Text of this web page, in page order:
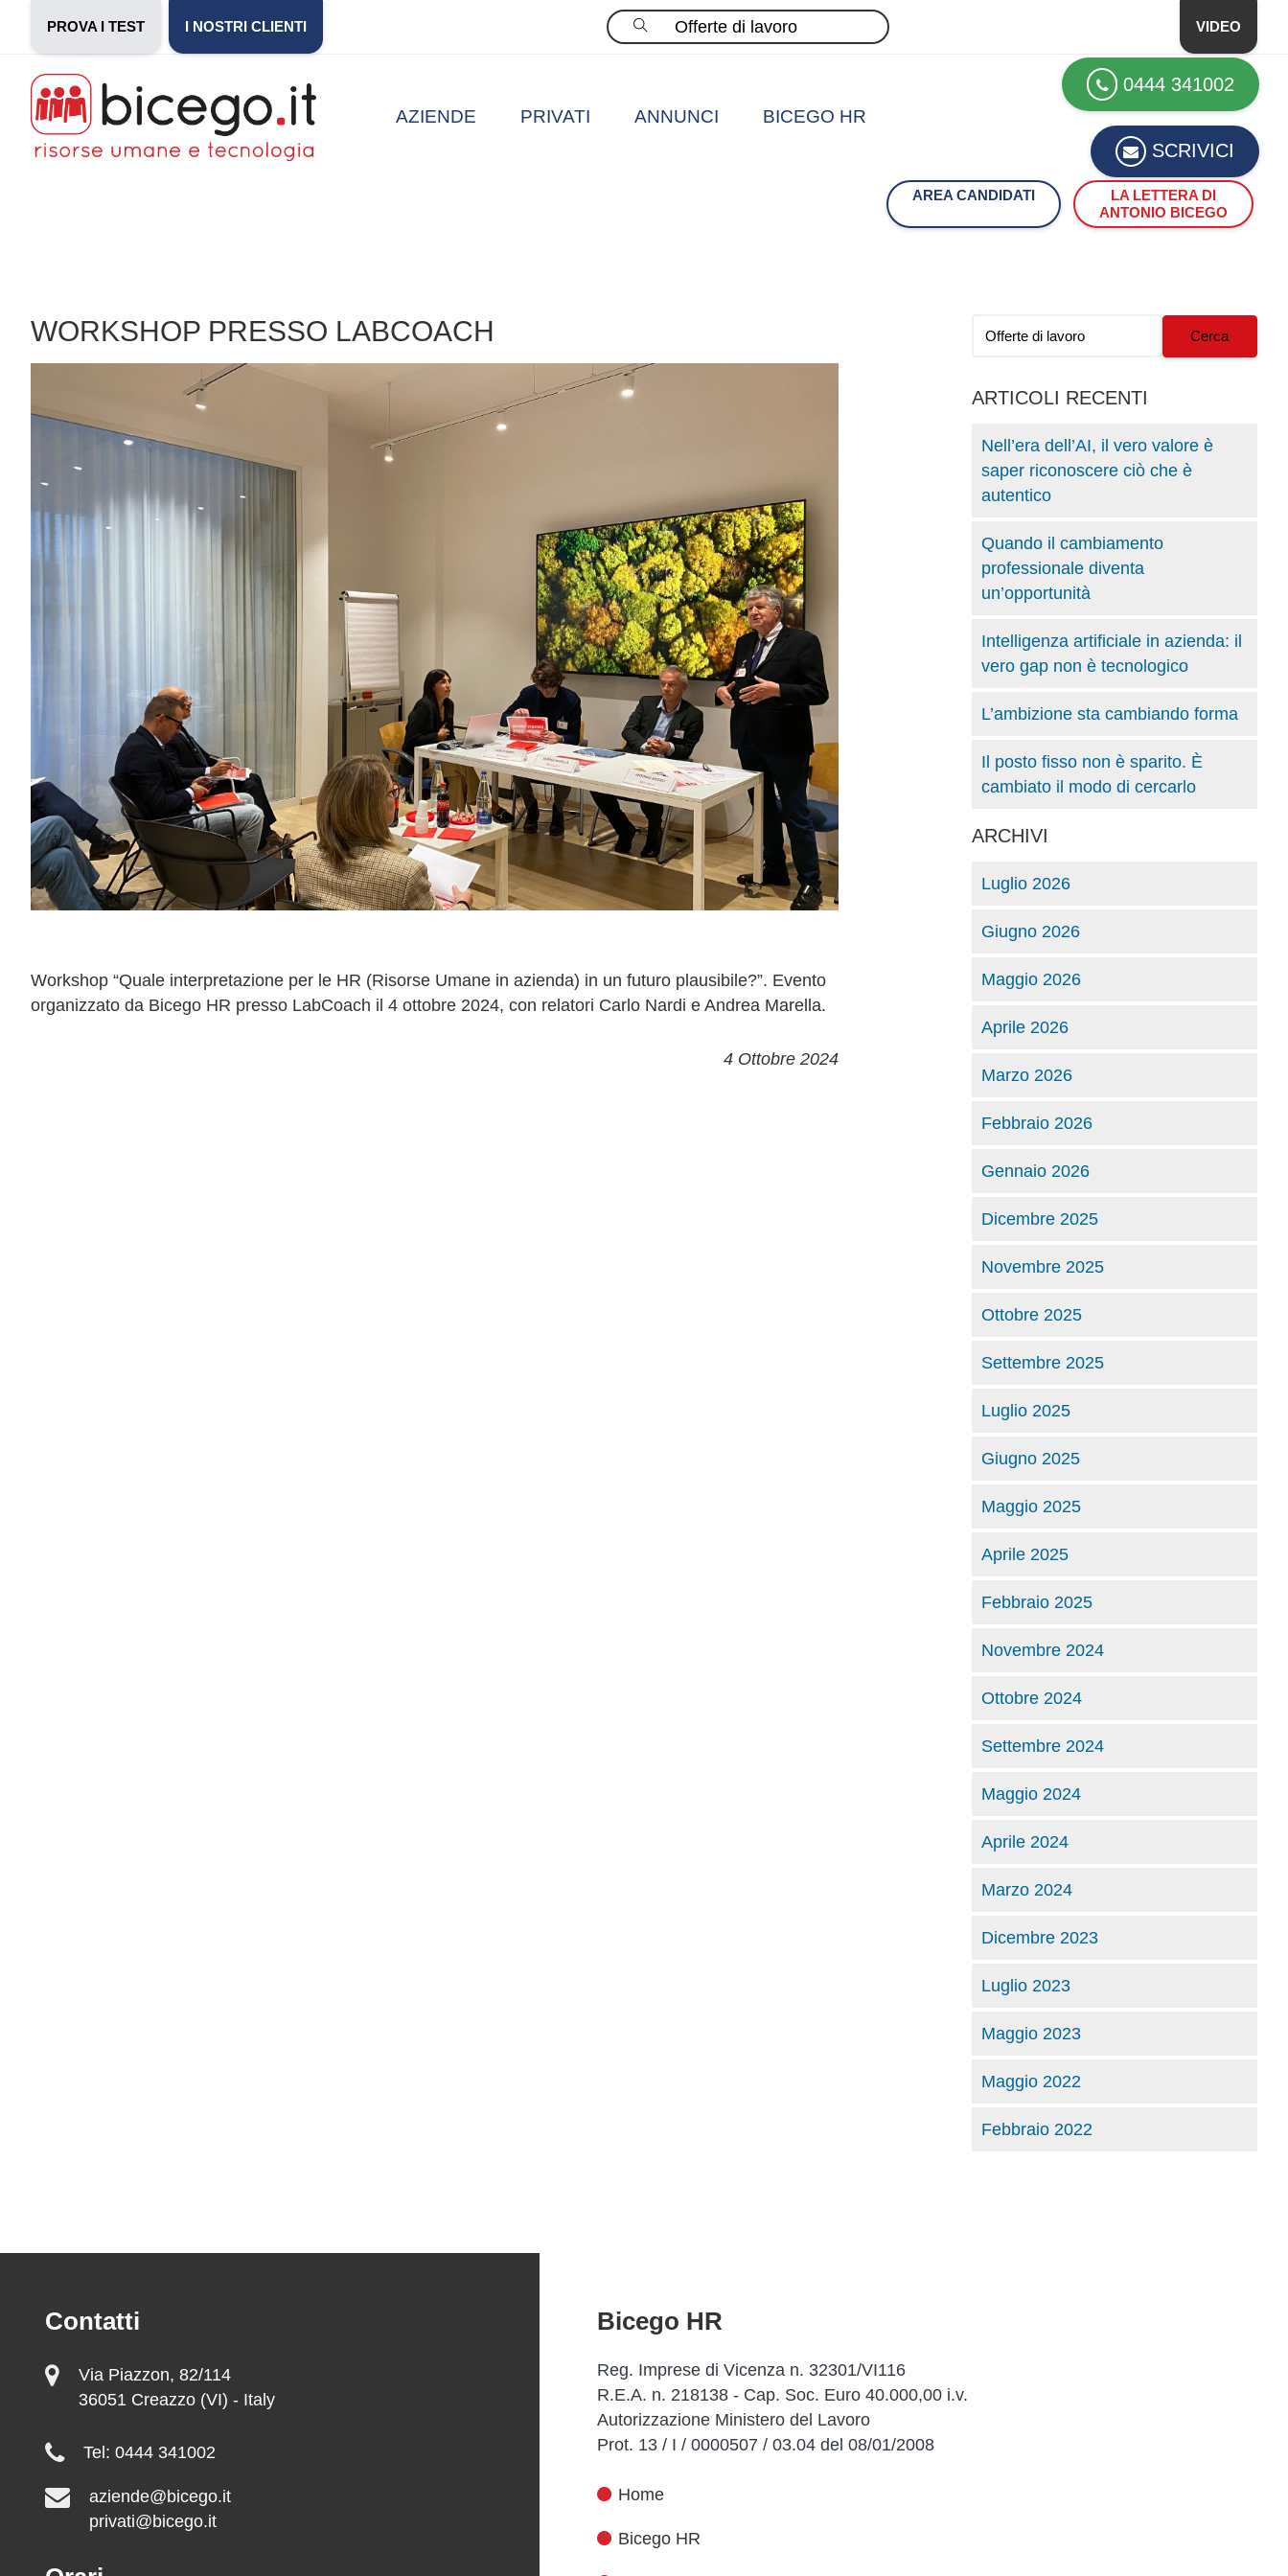
PROVA I TEST I NOSTRI CLIENTI
Cerca
VIDEO
AZIENDE PRIVATI ANNUNCI BICEGO HR
0444 341002
SCRIVICI
AREA CANDIDATI
LA LETTERA DI
ANTONIO BICEGO
WORKSHOP PRESSO LABCOACH
Workshop “Quale interpretazione per le HR (Risorse Umane in azienda) in un futuro plausibile?”. Evento
organizzato da Bicego HR presso LabCoach il 4 ottobre 2024, con relatori Carlo Nardi e Andrea Marella.
4 Ottobre 2024
ARTICOLI RECENTI
Nell’era dell’AI, il vero valore è
saper riconoscere ciò che è
autentico
Quando il cambiamento
professionale diventa
un’opportunità
Intelligenza artificiale in azienda: il
vero gap non è tecnologico
L’ambizione sta cambiando forma
Il posto fisso non è sparito. È
cambiato il modo di cercarlo
ARCHIVI
Luglio 2026
Giugno 2026
Maggio 2026
Aprile 2026
Marzo 2026
Febbraio 2026
Gennaio 2026
Dicembre 2025
Novembre 2025
Ottobre 2025
Settembre 2025
Luglio 2025
Giugno 2025
Maggio 2025
Aprile 2025
Febbraio 2025
Novembre 2024
Ottobre 2024
Settembre 2024
Maggio 2024
Aprile 2024
Marzo 2024
Dicembre 2023
Luglio 2023
Maggio 2023
Maggio 2022
Febbraio 2022
Contatti
Via Piazzon, 82/114
36051 Creazzo (VI) - Italy
Tel: 0444 341002
aziende@bicego.it
privati@bicego.it
Bicego HR
Reg. Imprese di Vicenza n. 32301/VI116
R.E.A. n. 218138 - Cap. Soc. Euro 40.000,00 i.v.
Autorizzazione Ministero del Lavoro
Prot. 13 / I / 0000507 / 03.04 del 08/01/2008
Home
Bicego HR